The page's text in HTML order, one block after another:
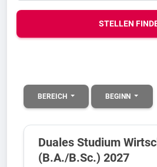
STELLEN
BEREICH BEGINN
Duales Studium
(B.A./B.Sc.) 2027